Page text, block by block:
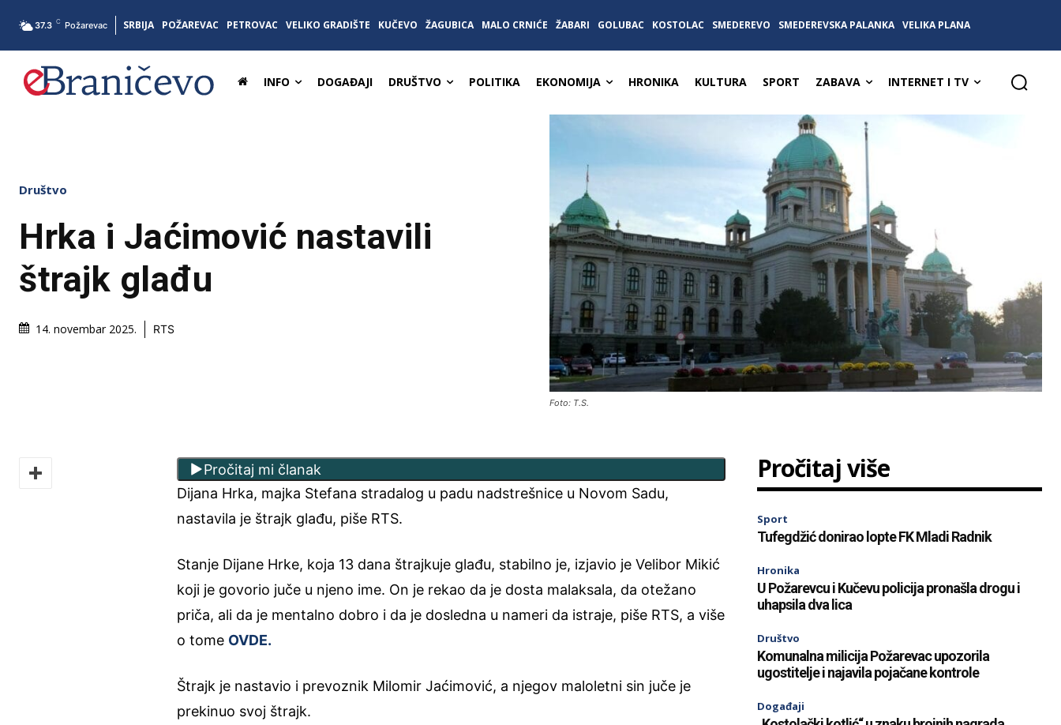
37.3 C Požarevac SRBIJA POŽAREVAC PETROVAC VELIKO GRADIŠTE KUČEVO ŽAGUBICA MALO CRNIĆE ŽABARI GOLUBAC KOSTOLAC SMEDEREVO SMEDEREVSKA PALANKA VELIKA PLANA
INFO DOGAĐAJI DRUŠTVO POLITIKA EKONOMIJA HRONIKA KULTURA SPORT ZABAVA INTERNET I TV
Društvo
Hrka i Jaćimović nastavili
štrajk glađu
14. novembar 2025. RTS
Foto: T.S.
Pročitaj mi članak
Dijana Hrka, majka Stefana stradalog u padu nadstrešnice u Novom Sadu,
nastavila je štrajk glađu, piše RTS.
Stanje Dijane Hrke, koja 13 dana štrajkuje glađu, stabilno je, izjavio je Velibor Mikić
koji je govorio juče u njeno ime. On je rekao da je dosta malaksala, da otežano
priča, ali da je mentalno dobro i da je dosledna u nameri da istraje, piše RTS, a više
o tome OVDE.
Štrajk je nastavio i prevoznik Milomir Jaćimović, a njegov maloletni sin juče je
prekinuo svoj štrajk.
Pročitaj više
Sport
Tufegdžić donirao lopte FK Mladi Radnik
Hronika
U Požarevcu i Kučevu policija pronašla drogu i
uhapsila dva lica
Društvo
Komunalna milicija Požarevac upozorila
ugostitelje i najavila pojačane kontrole
Događaji